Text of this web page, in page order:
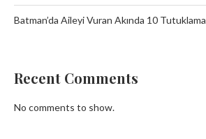
Batman’da Aileyi Vuran Akında 10 Tutuklama
Recent Comments
No comments to show.